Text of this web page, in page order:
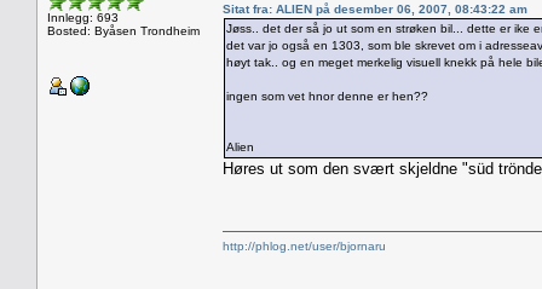
Innlegg: 693
Bosted: Byåsen Trondheim
Sitat fra: ALIEN på desember 06, 2007, 08:43:22 am
Jøss.. det der så jo ut som en strøken bil... dette er ike
det var jo også en 1303, som ble skrevet om i
høyt tak.. og en meget merkelig visuell knekk på hele
ingen som vet hnor denne er hen??
Alien
Høres ut som den svært skjeldne "süd
http://phlog.net/user/bjornaru